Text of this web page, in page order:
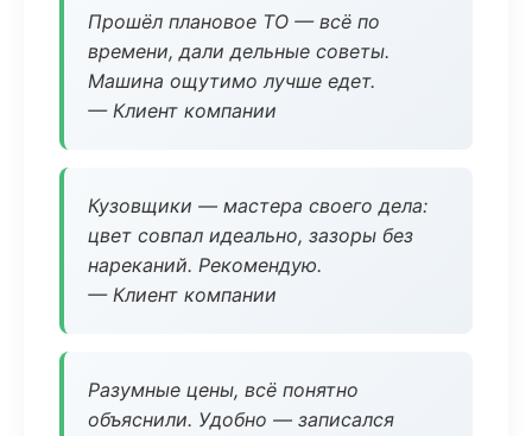
Прошёл плановое ТО — всё по
времени, дали дельные советы.
Машина ощутимо лучше едет.
— Клиент компании
Кузовщики — мастера своего дела:
цвет совпал идеально, зазоры без
нареканий. Рекомендую.
— Клиент компании
Разумные цены, всё понятно
объяснили. Удобно — записался